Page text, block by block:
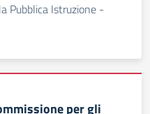
Pubblica Istruzione -
per gli